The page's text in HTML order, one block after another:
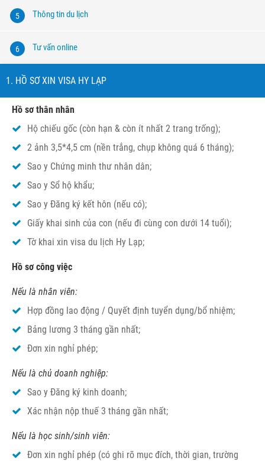
5 Thông tin du lịch
6 Tư vấn online
1. HỒ SƠ XIN VISA HY LẠP
Hồ sơ thân nhân
Hộ chiếu gốc (còn hạn & còn ít nhất 2 trang trống);
2 ảnh 3,5*4,5 cm (nền trắng, chụp không quá 6 tháng);
Sao y Chứng minh thư nhân dân;
Sao y Sổ hộ khẩu;
Sao y Đăng ký kết hôn (nếu có);
Giấy khai sinh của con (nếu đi cùng con dưới 14 tuổi);
Tờ khai xin visa du lịch Hy Lạp;
Hồ sơ công việc
Nếu là nhân viên:
Hợp đồng lao động / Quyết định tuyển dụng/bổ nhiệm;
Bảng lương 3 tháng gần nhất;
Đơn xin nghỉ phép;
Nếu là chủ doanh nghiệp:
Sao y Đăng ký kinh doanh;
Xác nhận nộp thuế 3 tháng gần nhất;
Nếu là học sinh/sinh viên:
Đơn xin nghỉ phép (có ghi rõ mục đích, thời gian, trường